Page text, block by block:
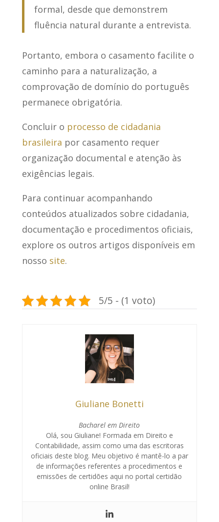
formal, desde que demonstrem
fluência natural durante a entrevista.
Portanto, embora o casamento facilite o
caminho para a naturalização, a
comprovação de domínio do português
permanece obrigatória.
Concluir o processo de cidadania
brasileira por casamento requer
organização documental e atenção às
exigências legais.
Para continuar acompanhando
conteúdos atualizados sobre cidadania,
documentação e procedimentos oficiais,
explore os outros artigos disponíveis em
nosso site.
5/5 - (1 voto)
Giuliane Bonetti
Bacharel em Direito
Olá, sou Giuliane! Formada em Direito e
Contabilidade, assim como uma das escritoras
oficiais deste blog. Meu objetivo é mantê-lo a par
de informações referentes a procedimentos e
emissões de certidões aqui no portal certidão
online Brasil!